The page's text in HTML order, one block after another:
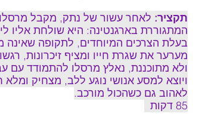
תקציר: לאחר עשור של נתק, מקבל מרסלו
המתגוררת בארגנטינה: היא שולחת אליו
בעלת הצרכים המיוחדים, לתקופה
מערער את שגרת חייו ומציף זיכרונות,
ולא מתוכננת, נאלץ מרסלו להתמודד
ויוצא למסע אנושי נוגע ללב, מצחיק
לאהוב גם כשהכול מורכב.
85 דקות